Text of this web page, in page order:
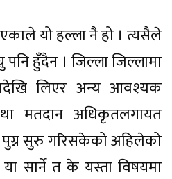
यो हल्ला नै हो । त्यसैले
पनि हुँदैन । जिल्ला जिल्लामा
लिएर अन्य आवश्यक
मतदान अधिकृतलगायत
पुग्न सुरु गरिसकेको अहिलेको
या सार्ने त के यस्ता विषयमा